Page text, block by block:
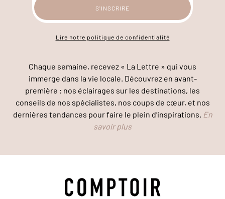
Lire notre politique de confidentialité
Chaque semaine, recevez « La Lettre » qui vous
immerge dans la vie locale. Découvrez en avant-
première : nos éclairages sur les destinations, les
conseils de nos spécialistes, nos coups de cœur, et nos
dernières tendances pour faire le plein d’inspirations. En
savoir plus